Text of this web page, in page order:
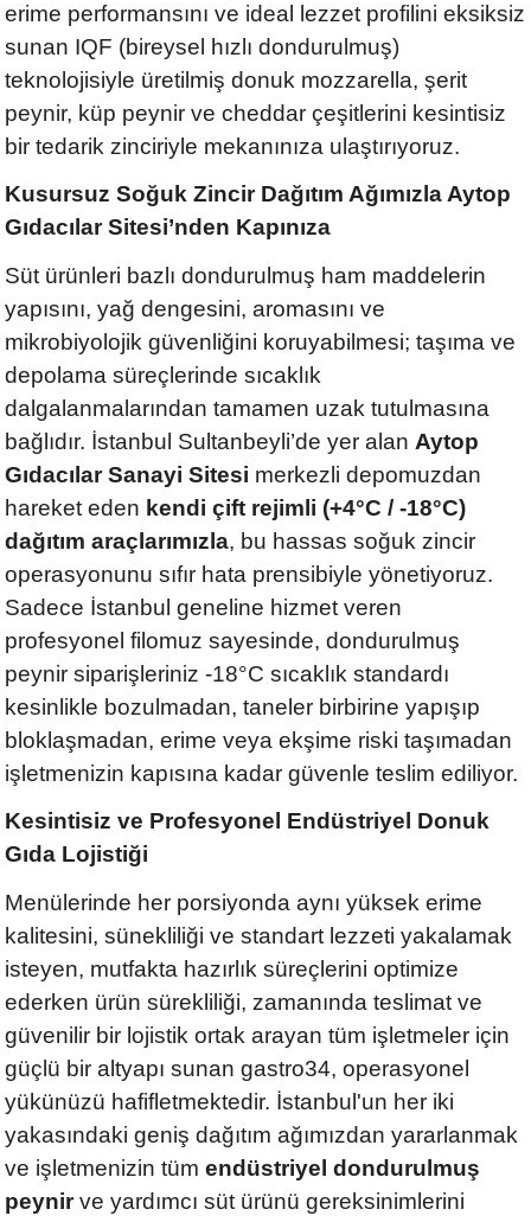
erime performansını ve ideal lezzet profilini eksiksiz
sunan IQF (bireysel hızlı dondurulmuş)
teknolojisiyle üretilmiş donuk mozzarella, şerit
peynir, küp peynir ve cheddar çeşitlerini kesintisiz
bir tedarik zinciriyle mekanınıza ulaştırıyoruz.
Kusursuz Soğuk Zincir Dağıtım Ağımızla Aytop
Gıdacılar Sitesi’nden Kapınıza
Süt ürünleri bazlı dondurulmuş ham maddelerin
yapısını, yağ dengesini, aromasını ve
mikrobiyolojik güvenliğini koruyabilmesi; taşıma ve
depolama süreçlerinde sıcaklık
dalgalanmalarından tamamen uzak tutulmasına
bağlıdır. İstanbul Sultanbeyli’de yer alan Aytop
Gıdacılar Sanayi Sitesi merkezli depomuzdan
hareket eden kendi çift rejimli (+4°C / -18°C)
dağıtım araçlarımızla, bu hassas soğuk zincir
operasyonunu sıfır hata prensibiyle yönetiyoruz.
Sadece İstanbul geneline hizmet veren
profesyonel filomuz sayesinde, dondurulmuş
peynir siparişleriniz -18°C sıcaklık standardı
kesinlikle bozulmadan, taneler birbirine yapışıp
bloklaşmadan, erime veya ekşime riski taşımadan
işletmenizin kapısına kadar güvenle teslim ediliyor.
Kesintisiz ve Profesyonel Endüstriyel Donuk
Gıda Lojistiği
Menülerinde her porsiyonda aynı yüksek erime
kalitesini, sünekliliği ve standart lezzeti yakalamak
isteyen, mutfakta hazırlık süreçlerini optimize
ederken ürün sürekliliği, zamanında teslimat ve
güvenilir bir lojistik ortak arayan tüm işletmeler için
güçlü bir altyapı sunan gastro34, operasyonel
yükünüzü hafifletmektedir. İstanbul'un her iki
yakasındaki geniş dağıtım ağımızdan yararlanmak
ve işletmenizin tüm endüstriyel dondurulmuş
peynirve yardımcı süt ürünü gereksinimlerini